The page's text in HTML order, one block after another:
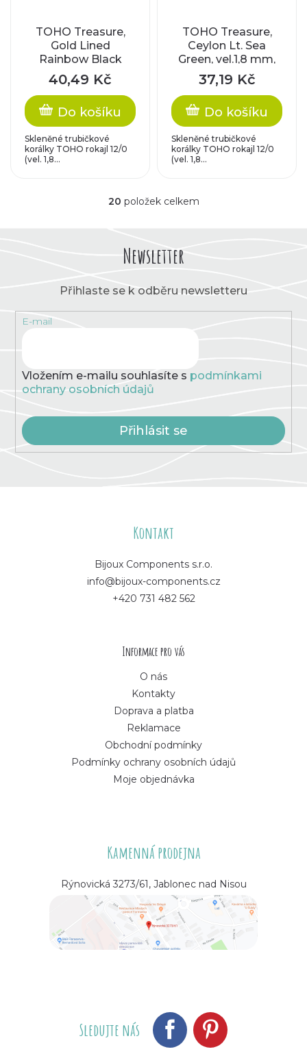
TOHO Treasure,
Gold Lined
Rainbow Black
Diamond, vel.1,8
mm, průtah 0,9 mm
40,49 Kč
Do košíku
Skleněné trubičkové
korálky TOHO rokajl 12/0
(vel. 1,8...
TOHO Treasure,
Ceylon Lt. Sea
Green, vel.1,8 mm,
průtah 0,9 mm
37,19 Kč
Do košíku
Skleněné trubičkové
korálky TOHO rokajl 12/0
(vel. 1,8...
O
d
c
í
p
v
ý
i
s
20 položek celkem
Newsletter
Přihlaste se k odběru newsletteru
E-mail
Vložením e-mailu souhlasíte s podmínkami
ochrany osobních údajů
Přihlásit se
Kontakt
Bijoux Components s.r.o.
info@bijoux-components.cz
+420 731 482 562
Informace pro vás
O nás
Kontakty
Doprava a platba
Reklamace
Obchodní podmínky
Podmínky ochrany osobních údajů
Moje objednávka
Kamenná prodejna
Rýnovická 3273/61, Jablonec nad Nisou
Sledujte nás